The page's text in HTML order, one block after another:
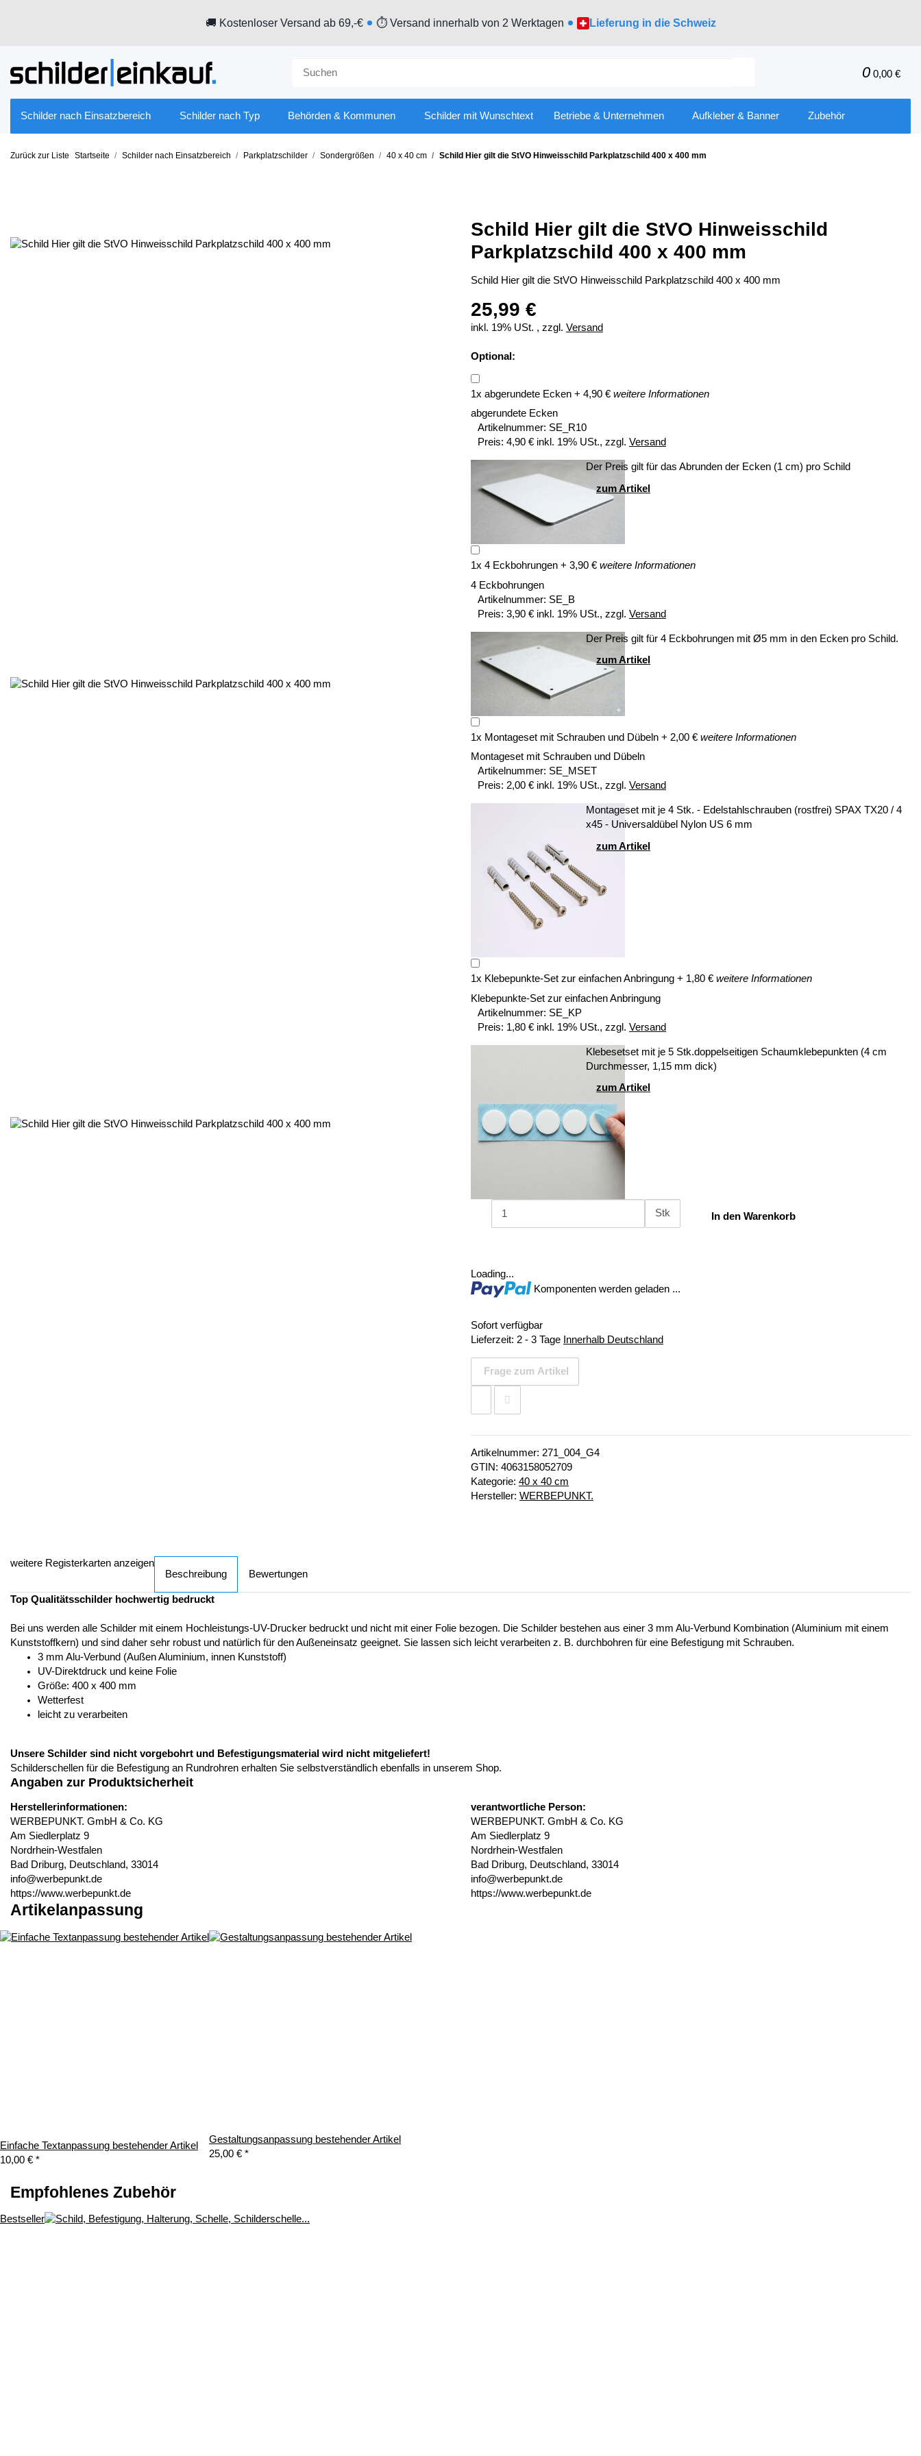
🚚 Kostenloser Versand ab 69,-€ ⏱ Versand innerhalb von 2 Werktagen Lieferung in die Schweiz
0 0,00 €
Schilder nach Einsatzbereich Schilder nach Typ Behörden & Kommunen Schilder mit Wunschtext Betriebe & Unternehmen Aufkleber & Banner Zubehör
Zurück zur Liste Startseite Schilder nach Einsatzbereich Parkplatzschilder Sondergrößen 40 x 40 cm Schild Hier gilt die StVO Hinweisschild Parkplatzschild 400 x 400 mm
Schild Hier gilt die StVO Hinweisschild
Parkplatzschild 400 x 400 mm
Schild Hier gilt die StVO Hinweisschild Parkplatzschild 400 x 400 mm
25,99 €
inkl. 19% USt. , zzgl. Versand
Optional:
1x abgerundete Ecken + 4,90 € weitere Informationen
abgerundete Ecken
Artikelnummer: SE_R10
Preis: 4,90 € inkl. 19% USt., zzgl. Versand
Der Preis gilt für das Abrunden der Ecken (1 cm) pro Schild
zum Artikel
1x 4 Eckbohrungen + 3,90 € weitere Informationen
4 Eckbohrungen
Artikelnummer: SE_B
Preis: 3,90 € inkl. 19% USt., zzgl. Versand
Der Preis gilt für 4 Eckbohrungen mit Ø5 mm in den Ecken pro Schild.
zum Artikel
1x Montageset mit Schrauben und Dübeln + 2,00 € weitere Informationen
Montageset mit Schrauben und Dübeln
Artikelnummer: SE_MSET
Preis: 2,00 € inkl. 19% USt., zzgl. Versand
Montageset mit je 4 Stk. - Edelstahlschrauben (rostfrei) SPAX TX20 / 4
x45 - Universaldübel Nylon US 6 mm
zum Artikel
1x Klebepunkte-Set zur einfachen Anbringung + 1,80 € weitere Informationen
Klebepunkte-Set zur einfachen Anbringung
Artikelnummer: SE_KP
Preis: 1,80 € inkl. 19% USt., zzgl. Versand
Klebesetset mit je 5 Stk.doppelseitigen Schaumklebepunkten (4 cm
Durchmesser, 1,15 mm dick)
zum Artikel
Stk In den Warenkorb
Loading...
Komponenten werden geladen ...
Sofort verfügbar
Lieferzeit: 2 - 3 Tage Innerhalb Deutschland
Frage zum Artikel
Artikelnummer: 271_004_G4
GTIN: 4063158052709
Kategorie: 40 x 40 cm
Hersteller: WERBEPUNKT.
weitere Registerkarten anzeigen
Beschreibung
Bewertungen
Top Qualitätsschilder hochwertig bedruckt
Bei uns werden alle Schilder mit einem Hochleistungs-UV-Drucker bedruckt und nicht mit einer Folie bezogen. Die Schilder bestehen aus einer 3 mm Alu-Verbund Kombination (Aluminium mit einem
Kunststoffkern) und sind daher sehr robust und natürlich für den Außeneinsatz geeignet. Sie lassen sich leicht verarbeiten z. B. durchbohren für eine Befestigung mit Schrauben.
3 mm Alu-Verbund (Außen Aluminium, innen Kunststoff)
UV-Direktdruck und keine Folie
Größe: 400 x 400 mm
Wetterfest
leicht zu verarbeiten
Unsere Schilder sind nicht vorgebohrt und Befestigungsmaterial wird nicht mitgeliefert!
Schilderschellen für die Befestigung an Rundrohren erhalten Sie selbstverständlich ebenfalls in unserem Shop.
Angaben zur Produktsicherheit
Herstellerinformationen:
WERBEPUNKT. GmbH & Co. KG
Am Siedlerplatz 9
Nordrhein-Westfalen
Bad Driburg, Deutschland, 33014
info@werbepunkt.de
https://www.werbepunkt.de
verantwortliche Person:
WERBEPUNKT. GmbH & Co. KG
Am Siedlerplatz 9
Nordrhein-Westfalen
Bad Driburg, Deutschland, 33014
info@werbepunkt.de
https://www.werbepunkt.de
Artikelanpassung
Einfache Textanpassung bestehender Artikel
10,00 € *
Gestaltungsanpassung bestehender Artikel
25,00 € *
Empfohlenes Zubehör
Bestseller